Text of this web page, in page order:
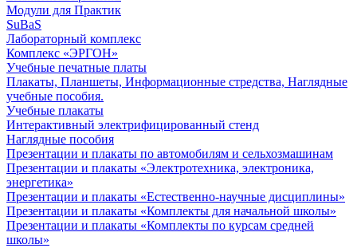
Модули для Практик
SuBaS
Лабораторный комплекс
Комплекс «ЭРГОН»
Учебные печатные платы
Плакаты, Планшеты, Информационные стредства, Наглядные
учебные пособия.
Учебные плакаты
Интерактивный электрифицированный стенд
Наглядные пособия
Презентации и плакаты по автомобилям и сельхозмашинам
Презентации и плакаты «Электротехника, электроника,
энергетика»
Презентации и плакаты «Естественно-научные дисциплины»
Презентации и плакаты «Комплекты для начальной школы»
Презентации и плакаты «Комплекты по курсам средней
школы»